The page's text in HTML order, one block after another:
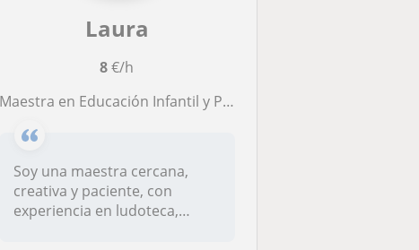
Laura
8€/h
Maestra en Educación Infantil y Primaria en Ciudad Real, especialista en apoyo escolar y refuerzo educativo para Infantil y Primar
Soy una maestra cercana,
creativa y paciente, con
experiencia en ludoteca,